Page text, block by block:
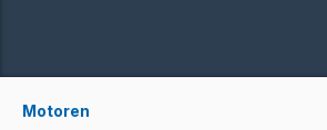
Motoren